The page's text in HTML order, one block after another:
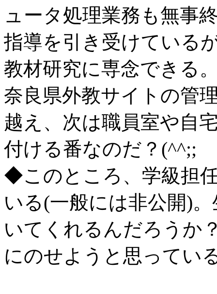
ュータ処理業務も無事
指導を引き受けている
教材研究に専念できる
奈良県外教サイトの管
越え、次は職員室や自
付ける番なのだ？(^^;;
◆このところ、学級担
いる(一般には非公開)
いてくれるんだろうか
にのせようと思ってい